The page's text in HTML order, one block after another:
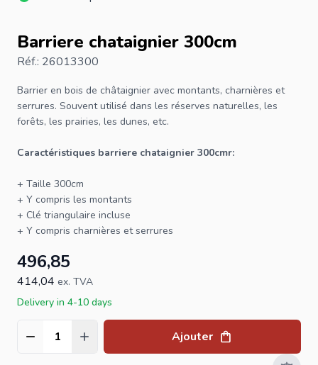
Barriere chataignier 300cm
Réf.: 26013300
Barrier en bois de châtaignier avec montants, charnières et
serrures. Souvent utilisé dans les réserves naturelles, les
forêts, les prairies, les dunes, etc.
Caractéristiques barriere chataignier 300cmr:
+ Taille 300cm
+ Y compris les montants
+ Clé triangulaire incluse
+ Y compris charnières et serrures
496,85
414,04 ex. TVA
Delivery in 4-10 days
Quantité Ajouter